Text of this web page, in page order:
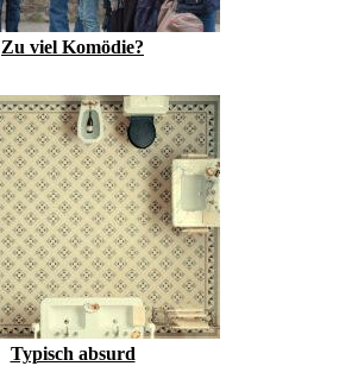
Zu viel Komödie?
Typisch absurd